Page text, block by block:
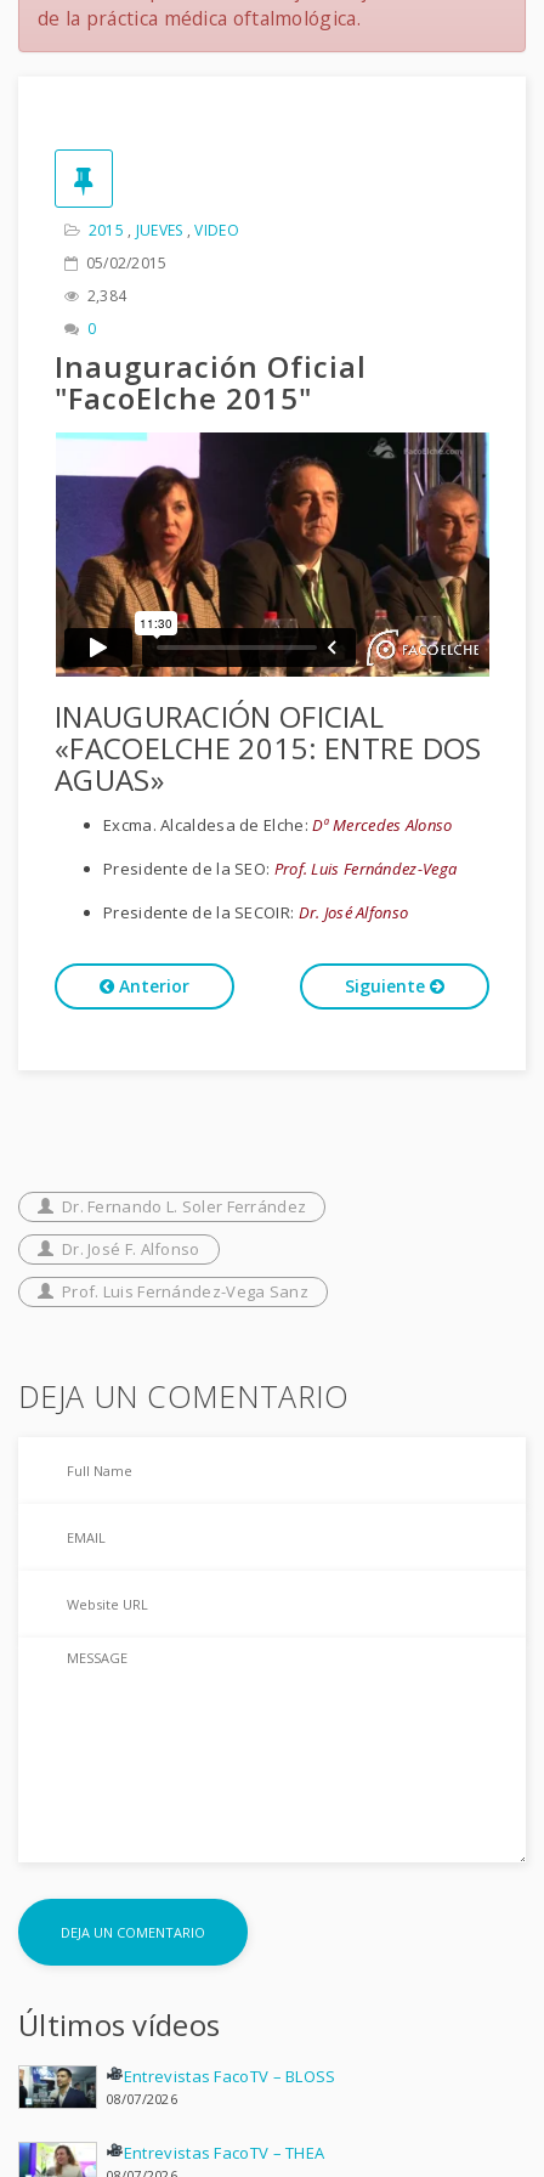
de la práctica médica oftalmológica.
2015 , JUEVES ,VIDEO
05/02/2015
2,384
0
Inauguración Oficial
"FacoElche 2015"
INAUGURACIÓN OFICIAL
«FACOELCHE 2015: ENTRE DOS
AGUAS»
Excma. Alcaldesa de Elche:Dª Mercedes Alonso
Presidente de la SEO: Prof. Luis Fernández-Vega
Presidente de la SECOIR: Dr. José Alfonso
Anterior Siguiente
Dr. Fernando L. Soler Ferrández
Dr. José F. Alfonso
Prof. Luis Fernández-Vega Sanz
DEJA UN COMENTARIO
Últimos vídeos
Entrevistas FacoTV – BLOSS
08/07/2026
Entrevistas FacoTV – THEA